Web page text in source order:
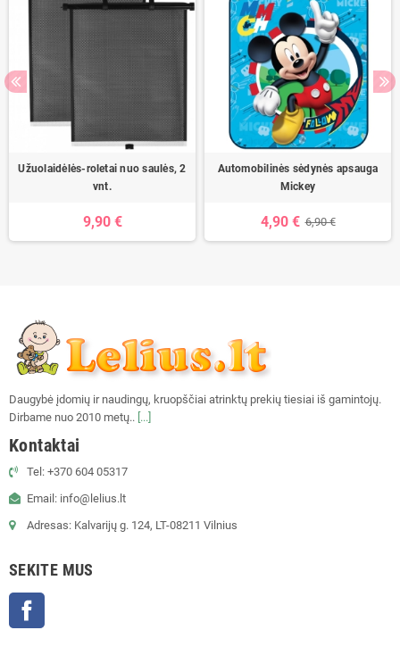
Užuolaidėlės-roletai nuo saulės, 2
vnt.
9,90 €
Automobilinės sėdynės apsauga
Mickey
4,90 € 6,90 €
Daugybė įdomių ir naudingų, kruopščiai atrinktų prekių tiesiai iš gamintojų.
Dirbame nuo 2010 metų.. [...]
Kontaktai
Tel: +370 604 05317
Email: info@lelius.lt
Adresas: Kalvarijų g. 124, LT-08211 Vilnius
SEKITE MUS